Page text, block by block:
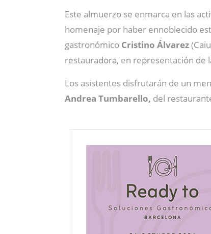
Este almuerzo se enmarca en las
homenaje por haber ennoblecido
gastronómico Cristino Álvarez
restauradora, en representación de
Los asistentes disfrutarán de un
Andrea Tumbarello, del